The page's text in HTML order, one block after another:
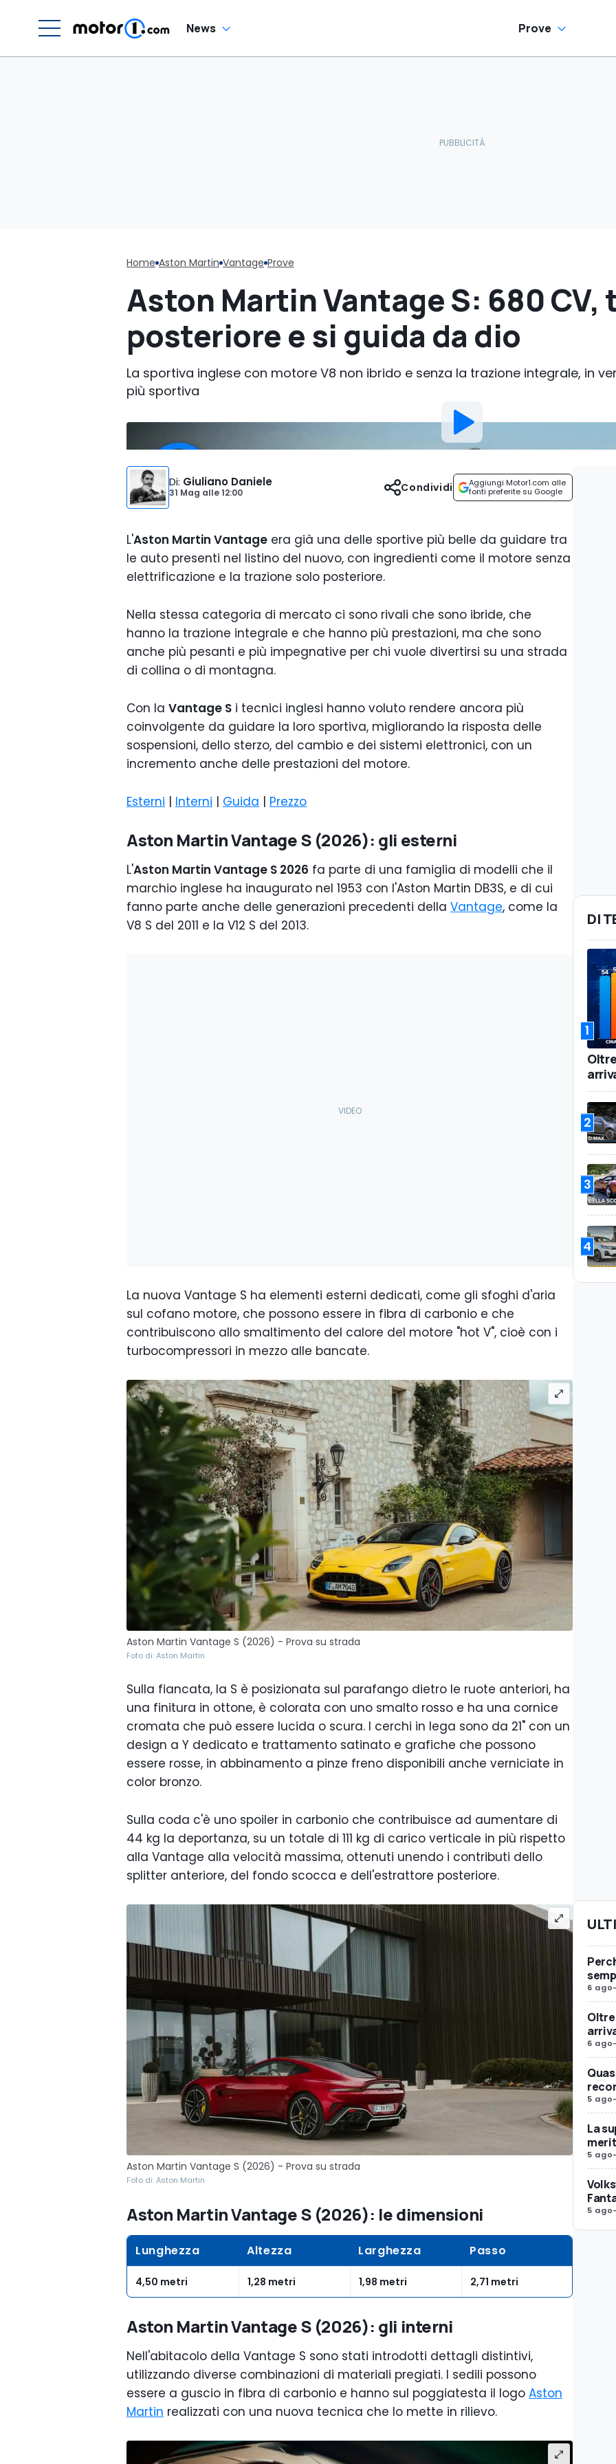
News Prove
Home Aston Martin Vantage Prove
Aston Martin Vantage S: 680 CV,
posteriore e si guida da dio
La sportiva inglese con motore V8 non ibrido e senza la trazione integrale, in
più sportiva
Di: Giuliano Daniele
31 Mag alle12:00
Aggiungi Motor1.com alle
fonti preferite su Google
Condividi
L'Aston Martin Vantage era già una delle sportive più belle da guidare tra
le auto presenti nel listino del nuovo, con ingredienti come il motore senza
elettrificazione e la trazione solo posteriore.
Nella stessa categoria di mercato ci sono rivali che sono ibride, che
hanno la trazione integrale e che hanno più prestazioni, ma che sono
anche più pesanti e più impegnative per chi vuole divertirsi su una strada
di collina o di montagna.
Con la Vantage S i tecnici inglesi hanno voluto rendere ancora più
coinvolgente da guidare la loro sportiva, migliorando la risposta delle
sospensioni, dello sterzo, del cambio e dei sistemi elettronici, con un
incremento anche delle prestazioni del motore.
Esterni | Interni | Guida | Prezzo
Aston Martin Vantage S (2026): gli esterni
L'Aston Martin Vantage S 2026 fa parte di una famiglia di modelli che il
marchio inglese ha inaugurato nel 1953 con l'Aston Martin DB3S, e di cui
fanno parte anche delle generazioni precedenti della Vantage, come la
V8 S del 2011 e la V12 S del 2013.
La nuova Vantage S ha elementi esterni dedicati, come gli sfoghi d'aria
sul cofano motore, che possono essere in fibra di carbonio e che
contribuiscono allo smaltimento del calore del motore "hot V", cioè con i
turbocompressori in mezzo alle bancate.
Aston Martin Vantage S (2026) - Prova su strada
Foto di: Aston Martin
Sulla fiancata, la S è posizionata sul parafango dietro le ruote anteriori, ha
una finitura in ottone, è colorata con uno smalto rosso e ha una cornice
cromata che può essere lucida o scura. I cerchi in lega sono da 21" con un
design a Y dedicato e trattamento satinato e grafiche che possono
essere rosse, in abbinamento a pinze freno disponibili anche verniciate in
color bronzo.
Sulla coda c'è uno spoiler in carbonio che contribuisce ad aumentare di
44 kg la deportanza, su un totale di 111 kg di carico verticale in più rispetto
alla Vantage alla velocità massima, ottenuti unendo i contributi dello
splitter anteriore, del fondo scocca e dell'estrattore posteriore.
Aston Martin Vantage S (2026) - Prova su strada
Foto di: Aston Martin
Aston Martin Vantage S (2026): le dimensioni
Lunghezza Altezza Larghezza Passo
4,50 metri 1,28 metri 1,98 metri 2,71 metri
Aston Martin Vantage S (2026): gli interni
Nell'abitacolo della Vantage S sono stati introdotti dettagli distintivi,
utilizzando diverse combinazioni di materiali pregiati. I sedili possono
essere a guscio in fibra di carbonio e hanno sul poggiatesta il logo Aston
Martin realizzati con una nuova tecnica che lo mette in rilievo.
DI
1
2
3
4
6 ago-
6 ago-
5 ago-
La
5 ago-
5 ago-